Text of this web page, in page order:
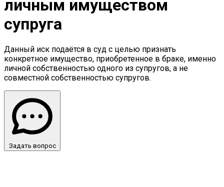
личным имуществом
супруга
Данный иск подаётся в суд с целью признать
конкретное имущество, приобретенное в браке, именно
личной собственностью одного из супругов, а не
совместной собственностью супругов.
Задать вопрос